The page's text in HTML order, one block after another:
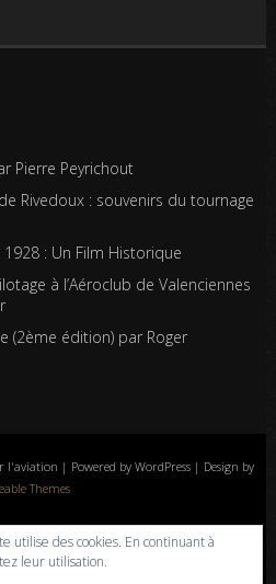
Pierre Peyrichout
Rivedoux : souvenirs du tournage
: Un Film Historique
à l’Aéroclub de Valenciennes
(2ème édition) par Roger
| Powered by WordPress | Design by
Themes
Histoires de l’aviation
Contrôle aérien
Contact
utilise des cookies. En continuant à
leur utilisation.